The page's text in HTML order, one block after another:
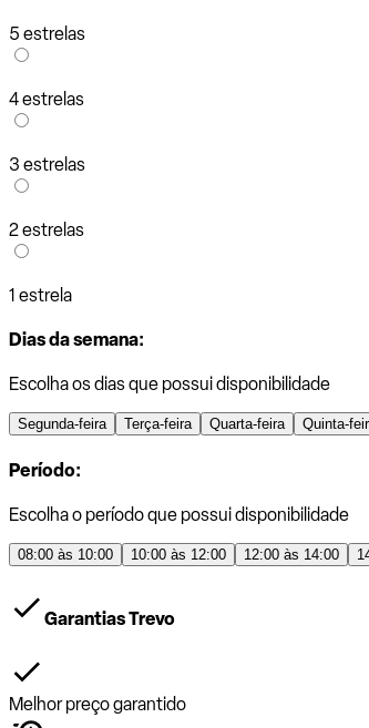
5 estrelas
4 estrelas
3 estrelas
2 estrelas
1 estrela
Dias da semana:
Escolha os dias que possui disponibilidade
Segunda-feira Terça-feira Quarta-feira Quinta-
Período:
Escolha o período que possui disponibilidade
08:00 às 10:00 10:00 às 12:00 12:00 às 14:00
Garantias Trevo
Melhor preço garantido